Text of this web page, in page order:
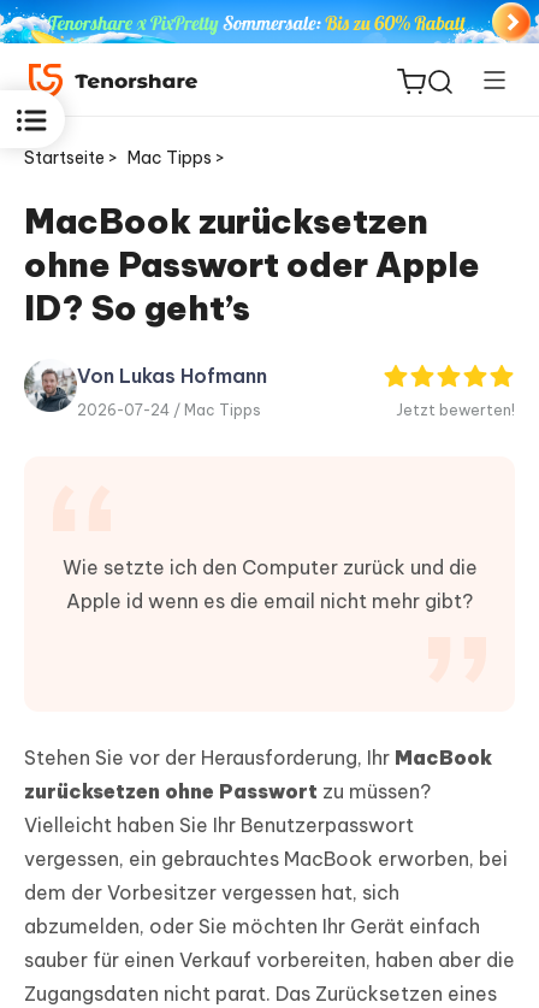
ReiBoot
for iOS
PDF
Editor
Neu
Startseite > Mac Tipps >
MacBook zurücksetzen
ohne Passwort oder Apple
ID? So geht’s
Von Lukas Hofmann
2026-07-24 / Mac Tipps Jetzt bewerten!
Wie setzte ich den Computer zurück und die
Apple id wenn es die email nicht mehr gibt?
Stehen Sie vor der Herausforderung, Ihr MacBook
zurücksetzen ohne Passwort zu müssen?
Vielleicht haben Sie Ihr Benutzerpasswort
vergessen, ein gebrauchtes MacBook erworben, bei
dem der Vorbesitzer vergessen hat, sich
abzumelden, oder Sie möchten Ihr Gerät einfach
sauber für einen Verkauf vorbereiten, haben aber die
Zugangsdaten nicht parat. Das Zurücksetzen eines